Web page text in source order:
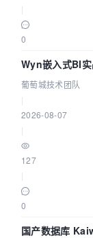
0
Wyn嵌入式BI
葡萄城技术团队
2026-08-07
127
0
国产数据库